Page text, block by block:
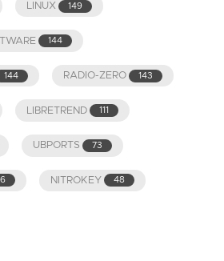
LINUX 149
144
144 RADIO-ZERO 143
LIBRETREND 111
UBPORTS 73
NITROKEY 48